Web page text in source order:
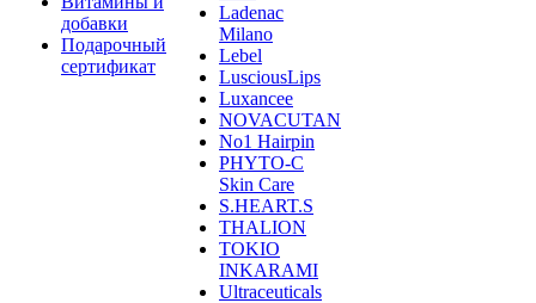
добавки
Подарочный
сертификат
Ladenac
Milano
Lebel
LusciousLips
Luxancee
NOVACUTAN
No1 Hairpin
PHYTO-C
Skin Care
S.HEART.S
THALION
TOKIO
INKARAMI
Ultraceuticals